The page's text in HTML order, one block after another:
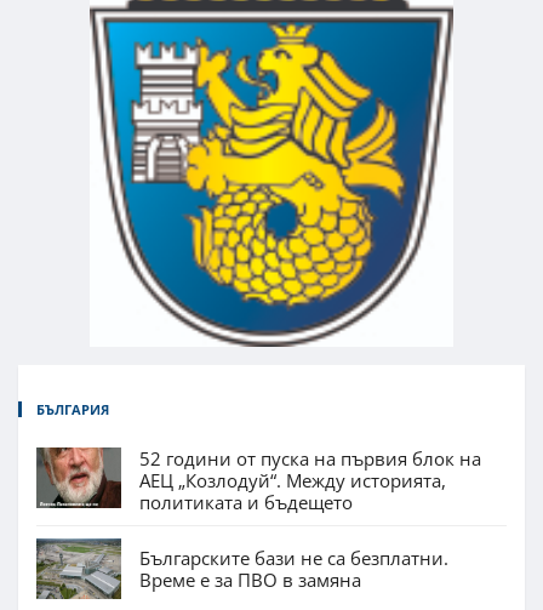
БЪЛГАРИЯ
52 години от пуска на първия блок на
АЕЦ „Козлодуй“. Между историята,
политиката и бъдещето
Българските бази не са безплатни.
Време е за ПВО в замяна